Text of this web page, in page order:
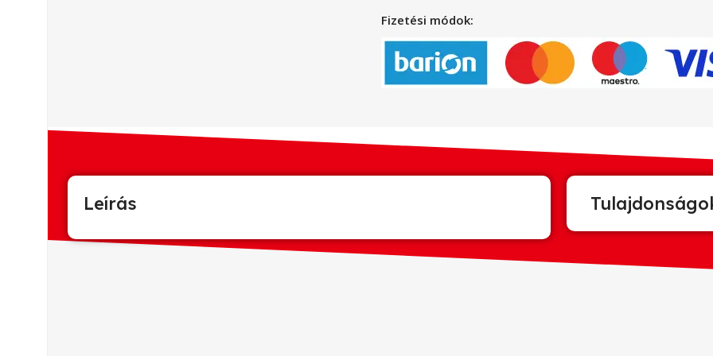
Fizetési módok:
Leírás